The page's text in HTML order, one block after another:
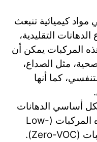
كيميائية تنبعث
التقليدية،
المركبات يمكن أن
مثل الصداع،
كما أنها
أساسي الدهانات
ذات المحتوى المنخفض من هذه المركبات (Low-
VOC) أو الدهانات عديمة المركبات (Zero-VOC).